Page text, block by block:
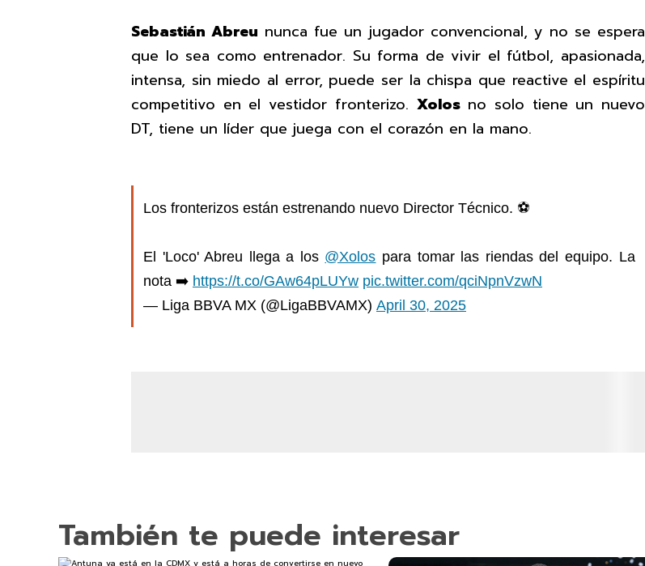
Sebastián Abreu nunca fue un jugador convencional, y no se espera
que lo sea como entrenador. Su forma de vivir el fútbol, apasionada,
intensa, sin miedo al error, puede ser la chispa que reactive el espíritu
competitivo en el vestidor fronterizo. Xolosno solo tiene un nuevo
DT, tiene un líder que juega con el corazón en la mano.
Los fronterizos están estrenando nuevo Director Técnico. ⚽️
El 'Loco' Abreu llega a los @Xolos para tomar las riendas del equipo. La
nota ➡️ https://t.co/GAw64pLUYw pic.twitter.com/qciNpnVzwN
— Liga BBVA MX (@LigaBBVAMX) April 30, 2025
También te puede interesar